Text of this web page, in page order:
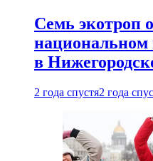
Семь экотроп
национальном
в
2 года спустя2 года